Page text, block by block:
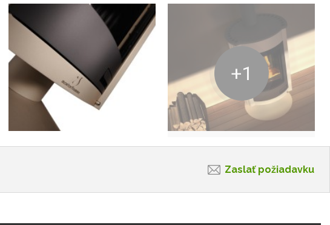
+1
Zaslať požiadavku